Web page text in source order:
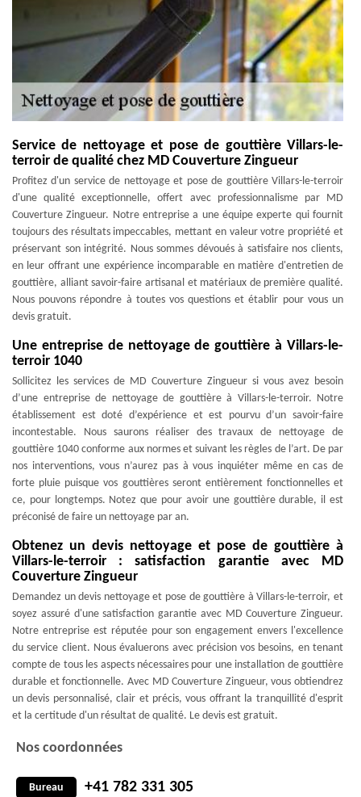
Service de nettoyage et pose de gouttière Villars-le-
terroir de qualité chez MD Couverture Zingueur
Profitez d'un service de nettoyage et pose de gouttière Villars-le-terroir
d'une qualité exceptionnelle, offert avec professionnalisme par MD
Couverture Zingueur. Notre entreprise a une équipe experte qui fournit
toujours des résultats impeccables, mettant en valeur votre propriété et
préservant son intégrité. Nous sommes dévoués à satisfaire nos clients,
en leur offrant une expérience incomparable en matière d'entretien de
gouttière, alliant savoir-faire artisanal et matériaux de première qualité.
Nous pouvons répondre à toutes vos questions et établir pour vous un
devis gratuit.
Une entreprise de nettoyage de gouttière à Villars-le-
terroir 1040
Sollicitez les services de MD Couverture Zingueur si vous avez besoin
d’une entreprise de nettoyage de gouttière à Villars-le-terroir. Notre
établissement est doté d’expérience et est pourvu d’un savoir-faire
incontestable. Nous saurons réaliser des travaux de nettoyage de
gouttière 1040 conforme aux normes et suivant les règles de l’art. De par
nos interventions, vous n’aurez pas à vous inquiéter même en cas de
forte pluie puisque vos gouttières seront entièrement fonctionnelles et
ce, pour longtemps. Notez que pour avoir une gouttière durable, il est
préconisé de faire un nettoyage par an.
Obtenez un devis nettoyage et pose de gouttière à
Villars-le-terroir : satisfaction garantie avec MD
Couverture Zingueur
Demandez un devis nettoyage et pose de gouttière à Villars-le-terroir, et
soyez assuré d'une satisfaction garantie avec MD Couverture Zingueur.
Notre entreprise est réputée pour son engagement envers l'excellence
du service client. Nous évaluerons avec précision vos besoins, en tenant
compte de tous les aspects nécessaires pour une installation de gouttière
durable et fonctionnelle. Avec MD Couverture Zingueur, vous obtiendrez
un devis personnalisé, clair et précis, vous offrant la tranquillité d'esprit
et la certitude d'un résultat de qualité. Le devis est gratuit.
Nos coordonnées
Bureau +41 782 331 305